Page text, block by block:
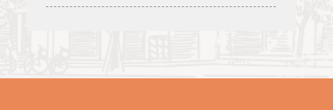
Hội An này tích nhặt, sưu tầm...